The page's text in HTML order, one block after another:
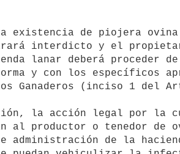
interdicto y el
lanar deberá proceder
y con los específicos
Ganaderos (inciso 1 del
al productor o tenedor de
de la